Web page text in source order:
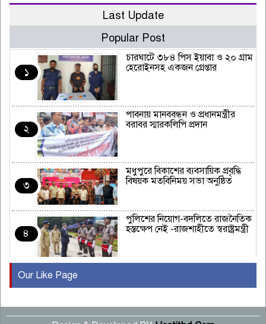
Last Update
Popular Post
১
চারঘাটে ৩৮৪ পিস ইয়াবা ও ২০ গ্রাম
হেরোইনসহ একজন গ্রেপ্তার
২
পাবনায় মানববন্ধন ও প্রধানমন্ত্রীর
বরাবর স্মারকলিপি প্রদান
৩
মধুপুরে বিকাশের ব্যবসায়িক প্রবৃদ্ধি
বিষয়ক মতবিনিময় সভা অনুষ্ঠিত
৪
পুলিশের নিয়োগ-বদলিতে রাজনৈতিক
হস্তক্ষেপ নেই -রাজশাহীতে স্বরাষ্ট্রমন্ত্রী
৫
বছর পূর্তি উদযাপন
Our Like Page